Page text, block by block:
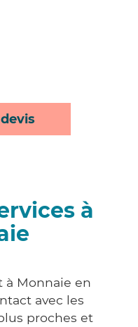
à
à Monnaie en
avec les
proches et